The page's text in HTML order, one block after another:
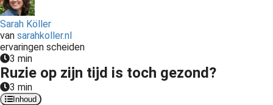
Sarah Köller
van sarahkoller.nl
ervaringen scheiden
3 min
Ruzie op zijn tijd is toch gezond?
3 min
Inhoud